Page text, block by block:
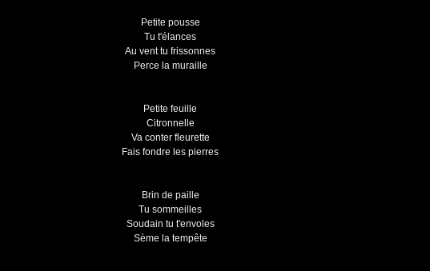
Petite pousse
Tu t'élances
Au vent tu frissonnes
Perce la muraille
Petite feuille
Citronnelle
Va conter fleurette
Fais fondre les pierres
Brin de paille
Tu sommeilles
Soudain tu t'envoles
Sème la tempête